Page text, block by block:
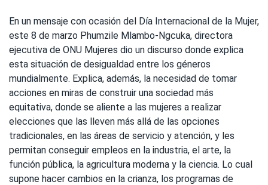
En un mensaje con ocasión del Día Internacional de la Mujer,
este 8 de marzo Phumzile Mlambo-Ngcuka, directora
ejecutiva de ONU Mujeres dio un discurso donde explica
esta situación de desigualdad entre los géneros
mundialmente. Explica, además, la necesidad de tomar
acciones en miras de construir una sociedad más
equitativa, donde se aliente a las mujeres a realizar
elecciones que las lleven más allá de las opciones
tradicionales, en las áreas de servicio y atención, y les
permitan conseguir empleos en la industria, el arte, la
función pública, la agricultura moderna y la ciencia. Lo cual
supone hacer cambios en la crianza, los programas de